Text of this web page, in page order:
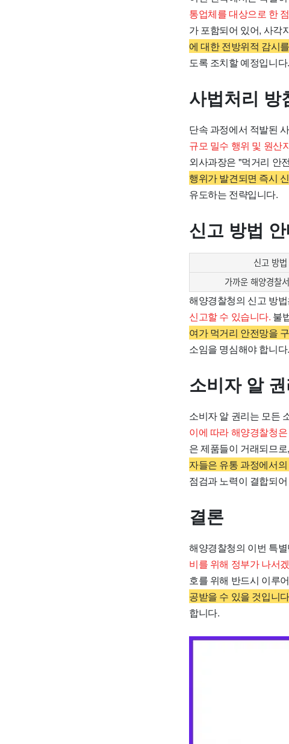
통업체를 대상으로 한
가 포함되어 있어, 사각
에 대한 전방위적 감시
도록 조치할 예정입니다.
사법처리 방
단속 과정에서 적발된
규모 밀수 행위 및 원산
외사과장은 "먹거리 안
행위가 발견되면 즉시
유도하는 전략입니다.
신고 방법 안
신고 방법
가까운 해양경찰
해양경찰청의 신고 방
신고할 수 있습니다. 불
여가 먹거리 안전망을
소임을 명심해야 합니다.
소비자 알
소비자 알 권리는 모든
이에 따라 해양경찰청
은 제품들이 거래되므
자들은 유통 과정에서
점검과 노력이 결합되
결론
해양경찰청의 이번 특
비를 위해 정부가 나서
호를 위해 반드시 이루
공받을 수 있을 것입니
합니다.